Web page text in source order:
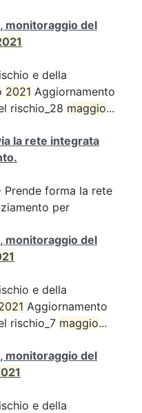
monitoraggio del
e della
2021 Aggiornamento
rischio_28 maggio...
la rete integrata
Prende forma la rete
per
monitoraggio del
e della
Aggiornamento
rischio_7 maggio...
monitoraggio del
e della